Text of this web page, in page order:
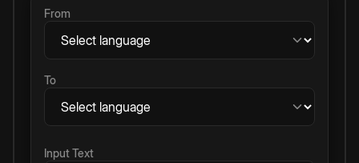
From
To
Input Text